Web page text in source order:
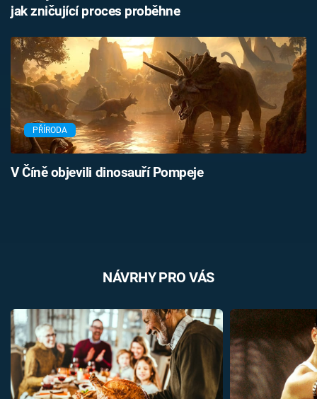
jak zničující proces proběhne
PŘÍRODA
V Číně objevili dinosauří Pompeje
NÁVRHY PRO VÁS